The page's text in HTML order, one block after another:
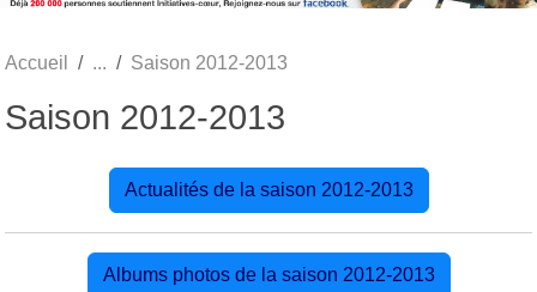
Accueil Saison 2012-2013
Saison 2012-2013
Actualités de la saison 2012-2013
Albums photos de la saison 2012-2013